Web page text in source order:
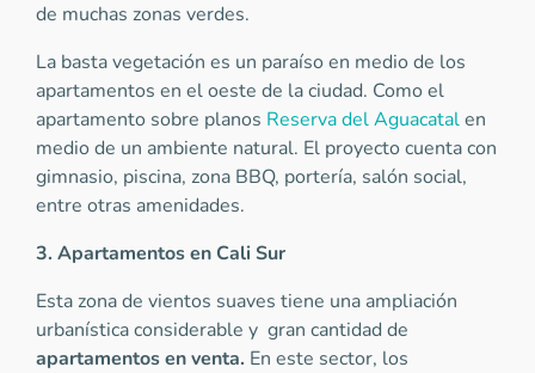
de muchas zonas verdes.
La basta vegetación es un paraíso en medio de los
apartamentos en el oeste de la ciudad. Como el
apartamento sobre planos Reserva del Aguacatalen
medio de un ambiente natural. El proyecto cuenta con
gimnasio, piscina, zona BBQ, portería, salón social,
entre otras amenidades.
3. Apartamentos en Cali Sur
Esta zona de vientos suaves tiene una ampliación
urbanística considerable y gran cantidad de
apartamentos en venta. En este sector, los